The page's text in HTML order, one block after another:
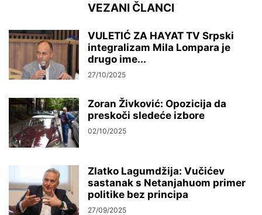
VEZANI ČLANCI
VULETIĆ ZA HAYAT TV Srpski
integralizam Mila Lompara je
drugo ime...
27/10/2025
Zoran Živković: Opozicija da
preskoči sledeće izbore
02/10/2025
Zlatko Lagumdžija: Vučićev
sastanak s Netanjahuom primer
politike bez principa
27/09/2025